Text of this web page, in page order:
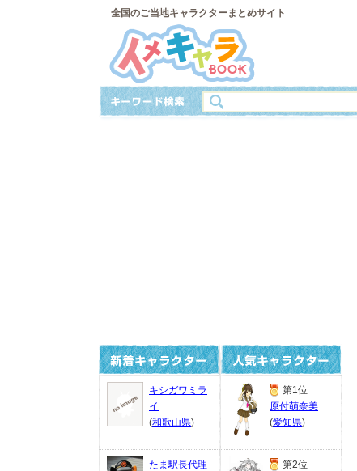
全国のご当地キャラクターまとめサイト
キシガワミラ
イ
(和歌山県)
たま駅長代理
第1位
原付萌奈美
(愛知県)
第2位